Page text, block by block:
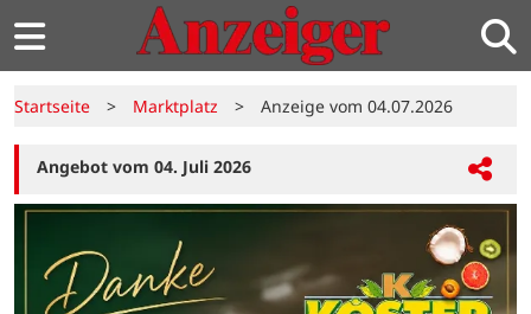
Startseite > Marktplatz > Anzeige vom 04.07.2026
Angebot vom 04. Juli 2026